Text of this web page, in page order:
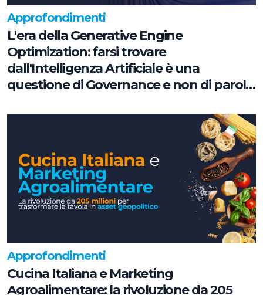
Approfondimenti
L'era della Generative Engine
Optimization: farsi trovare
dall'Intelligenza Artificiale è una
questione di Governance e non di parole
Approfondimenti
Cucina Italiana e Marketing
Agroalimentare: la rivoluzione da 205